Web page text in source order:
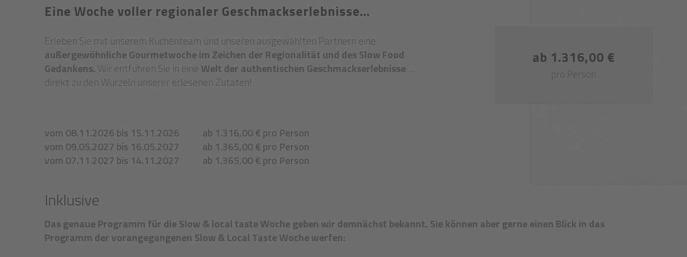
Eine Woche voller regionaler Geschmackserlebnisse…
Erleben Sie mit unserem Küchenteam und unseren ausgewählten Partnern eine
außergewöhnliche Gourmetwoche im Zeichen der Regionalität und des Slow Food
Gedankens. Wir entführen Sie in eine Welt der authentischen Geschmackserlebnisse …
direkt zu den Wurzeln unserer erlesenen Zutaten!
vom 08.11.2026 bis 15.11.2026
ab 1.316,00 € pro Person
vom 09.05.2027 bis 16.05.2027
ab 1.365,00 € pro Person
vom 07.11.2027 bis 14.11.2027
ab 1.365,00 € pro Person
ab 1.316,00 €
pro Person
Inklusive
Das genaue Programm für die Slow & local taste Woche geben wir demnächst bekannt. Sie können aber gerne einen Blick in das
Programm der vorangegangenen Slow & Local Taste Woche werfen: